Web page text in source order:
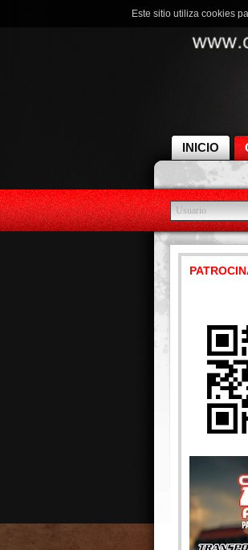
INICIO
Este sitio utiliza cookies